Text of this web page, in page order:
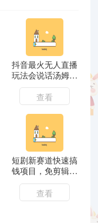
抖音最火无人直播
玩法会说话汤姆猫
弹幕礼物互动小游
戏（游戏软件+开
播教程)
查看
短剧新赛道快速搞
钱项目，免剪辑、
可收徒、日产
300+
查看